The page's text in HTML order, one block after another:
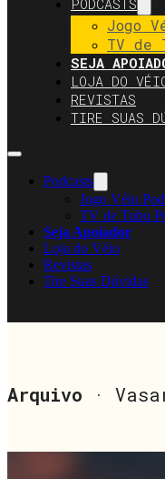
Jogo
TV de
SEJA
LOJA DO
REVISTAS
TIRE SUAS
Podcasts
Jogo Véio
TV de Tubo
Seja Apoiador
Loja do Véio
Revistas
Tire Suas Dúvidas
Arquivo ·